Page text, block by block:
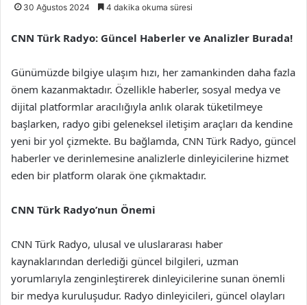
30 Ağustos 2024 4 dakika okuma süresi
CNN Türk Radyo: Güncel Haberler ve Analizler Burada!
Günümüzde bilgiye ulaşım hızı, her zamankinden daha fazla
önem kazanmaktadır. Özellikle haberler, sosyal medya ve
dijital platformlar aracılığıyla anlık olarak tüketilmeye
başlarken, radyo gibi geleneksel iletişim araçları da kendine
yeni bir yol çizmekte. Bu bağlamda, CNN Türk Radyo, güncel
haberler ve derinlemesine analizlerle dinleyicilerine hizmet
eden bir platform olarak öne çıkmaktadır.
CNN Türk Radyo’nun Önemi
CNN Türk Radyo, ulusal ve uluslararası haber
kaynaklarından derlediği güncel bilgileri, uzman
yorumlarıyla zenginleştirerek dinleyicilerine sunan önemli
bir medya kuruluşudur. Radyo dinleyicileri, güncel olayları